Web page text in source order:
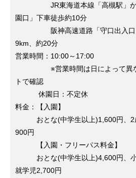
JR東海道本線「高槻駅」から
園口」下車徒歩約10分
阪神高速道路「守口出入口」
9km、約20分
営業時間：10:00～17:00
※営業時間は日によって異な
トで確認
休園日：不定休
料金：【入園】
おとな(中学生以上)1,600円、2
900円
【入園・フリーパス料金】
おとな(中学生以上)4,600円、小
就学児2,700円